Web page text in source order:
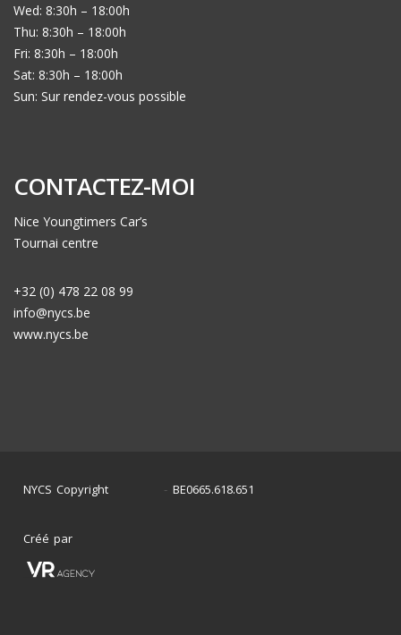
Wed: 8:30h – 18:00h
Thu: 8:30h – 18:00h
Fri: 8:30h – 18:00h
Sat: 8:30h – 18:00h
Sun: Sur rendez-vous possible
CONTACTEZ-MOI
Nice Youngtimers Car’s
Tournai centre
+32 (0) 478 22 08 99
info@nycs.be
www.nycs.be
NYCS Copyright - BE0665.618.651
Créé par